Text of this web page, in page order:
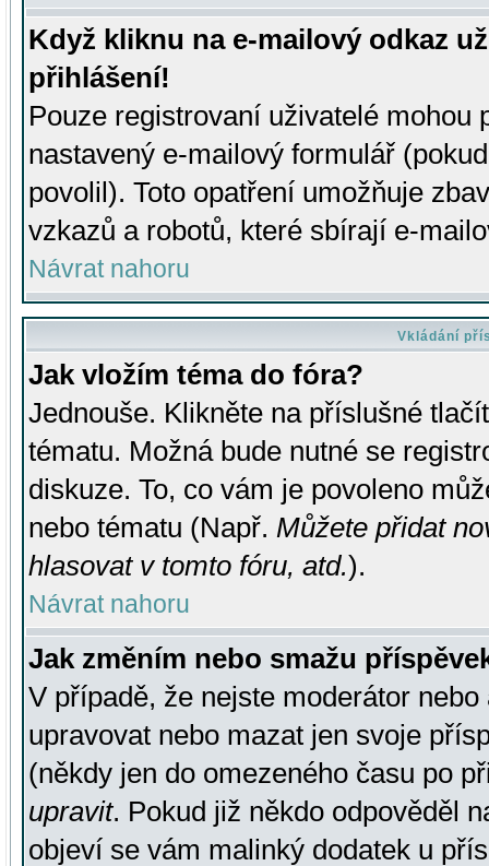
Když kliknu na e-mailový odkaz
přihlášení!
Pouze registrovaní uživatelé mohou
nastavený e-mailový formulář
povolil). Toto opatření umožňuje
vzkazů a robotů, které sbírají e-
Návrat nahoru
Vkládání
Jak vložím téma do fóra?
Jednouše. Klikněte na příslušné
tématu. Možná bude nutné se
diskuze. To, co vám je povoleno
nebo tématu (Např. Můžete přidat
hlasovat v tomto fóru, atd.).
Návrat nahoru
Jak změním nebo smažu
V případě, že nejste moderátor
upravovat nebo mazat jen svoje
(někdy jen do omezeného času po
upravit. Pokud již někdo odpověděl
objeví se vám malinký dodatek u